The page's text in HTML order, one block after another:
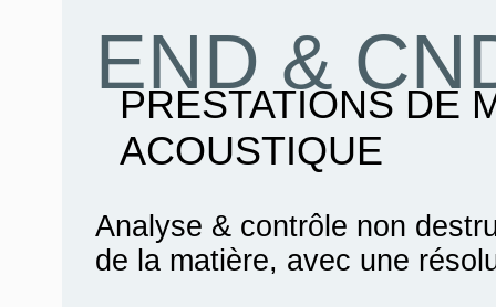
PRESTATIONS DE
ACOUSTIQUE
END &
Analyse & contrôle non
de la matière, avec une